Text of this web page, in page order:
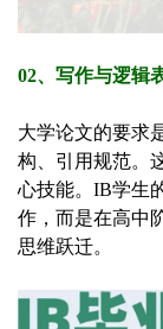
02、写作与逻辑
大学论文的要求
构、引用规范。
心技能。IB学生
作，而是在高中
思维跃迁。